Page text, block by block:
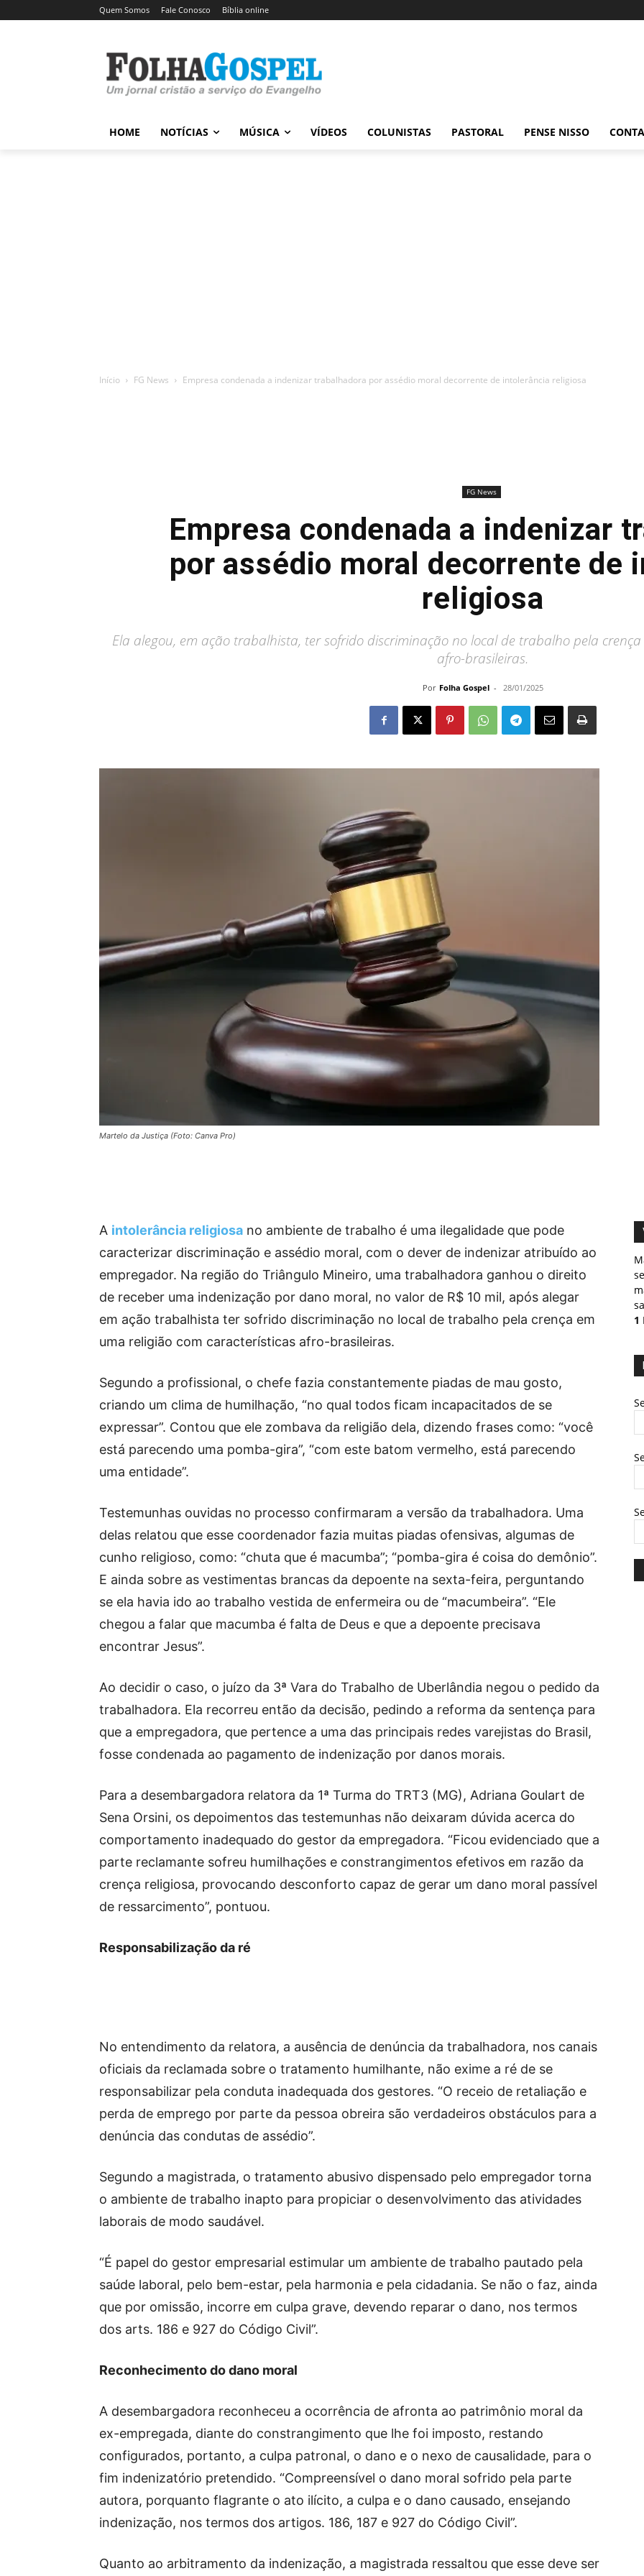
Quem Somos Fale Conosco Bíblia online
HOME NOTÍCIAS MÚSICA VÍDEOS COLUNISTAS PASTORAL PENSE NISSO
Início FG News Empresa condenada a indenizar trabalhadora por assédio moral decorrente de intolerância religiosa
FG News
Empresa condenada a indenizar
por assédio moral decorrente de
religiosa
Ela alegou, em ação trabalhista, ter sofrido discriminação no local de trabalho pela
afro-brasileiras.
Por Folha Gospel - 28/01/2025
Martelo da Justiça (Foto: Canva Pro)
A intolerância religiosa no ambiente de trabalho é uma ilegalidade que pode
caracterizar discriminação e assédio moral, com o dever de indenizar atribuído ao
empregador. Na região do Triângulo Mineiro, uma trabalhadora ganhou o direito
de receber uma indenização por dano moral, no valor de R$ 10 mil, após alegar
em ação trabalhista ter sofrido discriminação no local de trabalho pela crença em
uma religião com características afro-brasileiras.
Segundo a profissional, o chefe fazia constantemente piadas de mau gosto,
criando um clima de humilhação, “no qual todos ficam incapacitados de se
expressar”. Contou que ele zombava da religião dela, dizendo frases como: “você
está parecendo uma pomba-gira”, “com este batom vermelho, está parecendo
uma entidade”.
Testemunhas ouvidas no processo confirmaram a versão da trabalhadora. Uma
delas relatou que esse coordenador fazia muitas piadas ofensivas, algumas de
cunho religioso, como: “chuta que é macumba”; “pomba-gira é coisa do demônio”.
E ainda sobre as vestimentas brancas da depoente na sexta-feira, perguntando
se ela havia ido ao trabalho vestida de enfermeira ou de “macumbeira”. “Ele
chegou a falar que macumba é falta de Deus e que a depoente precisava
encontrar Jesus”.
Ao decidir o caso, o juízo da 3ª Vara do Trabalho de Uberlândia negou o pedido da
trabalhadora. Ela recorreu então da decisão, pedindo a reforma da sentença para
que a empregadora, que pertence a uma das principais redes varejistas do Brasil,
fosse condenada ao pagamento de indenização por danos morais.
Para a desembargadora relatora da 1ª Turma do TRT3 (MG), Adriana Goulart de
Sena Orsini, os depoimentos das testemunhas não deixaram dúvida acerca do
comportamento inadequado do gestor da empregadora. “Ficou evidenciado que a
parte reclamante sofreu humilhações e constrangimentos efetivos em razão da
crença religiosa, provocando desconforto capaz de gerar um dano moral passível
de ressarcimento”, pontuou.
Responsabilização da ré
No entendimento da relatora, a ausência de denúncia da trabalhadora, nos canais
oficiais da reclamada sobre o tratamento humilhante, não exime a ré de se
responsabilizar pela conduta inadequada dos gestores. “O receio de retaliação e
perda de emprego por parte da pessoa obreira são verdadeiros obstáculos para a
denúncia das condutas de assédio”.
Segundo a magistrada, o tratamento abusivo dispensado pelo empregador torna
o ambiente de trabalho inapto para propiciar o desenvolvimento das atividades
laborais de modo saudável.
“É papel do gestor empresarial estimular um ambiente de trabalho pautado pela
saúde laboral, pelo bem-estar, pela harmonia e pela cidadania. Se não o faz, ainda
que por omissão, incorre em culpa grave, devendo reparar o dano, nos termos
dos arts. 186 e 927 do Código Civil”.
Reconhecimento do dano moral
A desembargadora reconheceu a ocorrência de afronta ao patrimônio moral da
ex-empregada, diante do constrangimento que lhe foi imposto, restando
configurados, portanto, a culpa patronal, o dano e o nexo de causalidade, para o
fim indenizatório pretendido. “Compreensível o dano moral sofrido pela parte
autora, porquanto flagrante o ato ilícito, a culpa e o dano causado, ensejando
indenização, nos termos dos artigos. 186, 187 e 927 do Código Civil”.
Quanto ao arbitramento da indenização, a magistrada ressaltou que esse deve ser
1